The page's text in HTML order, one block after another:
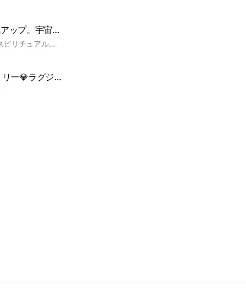
恋愛、人間関係、運気アップ。宇宙と地球のミラクルを起こすヒーリングと引き寄せのお部屋。
恋愛、人間関係の運気をスピリチュアル的にあげる宇宙と地球のエネルギーを届けるヒーリングをさせていただきます。引き寄せのアファーメーション投稿ができます☆ 心と身体、カルマの癒やしのヒーリングです。宇宙エネルギー、地球エネルギーを届けるトゥルーレイキヒーリング。スピリチュアル。 ミエナイチカラ
Kyogoku（kg）ファミリー💎ラグジュアリー